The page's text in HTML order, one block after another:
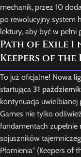
mechanik, przez 10
po rewolucyjny system
lektury, aby być w
Path of Exile
Keepers of the
To już oficjalne! Nowa
startująca 31
kontynuacja uwielbianej
Games nie tylko
fundamentach
sojuszników
Płomienia" (Keepers of